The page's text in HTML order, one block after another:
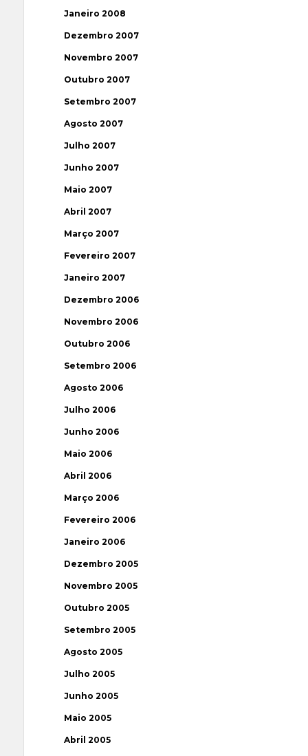
Janeiro 2008
Dezembro 2007
Novembro 2007
Outubro 2007
Setembro 2007
Agosto 2007
Julho 2007
Junho 2007
Maio 2007
Abril 2007
Março 2007
Fevereiro 2007
Janeiro 2007
Dezembro 2006
Novembro 2006
Outubro 2006
Setembro 2006
Agosto 2006
Julho 2006
Junho 2006
Maio 2006
Abril 2006
Março 2006
Fevereiro 2006
Janeiro 2006
Dezembro 2005
Novembro 2005
Outubro 2005
Setembro 2005
Agosto 2005
Julho 2005
Junho 2005
Maio 2005
Abril 2005